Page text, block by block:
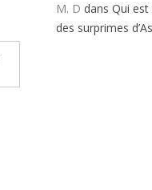
M. D dans Qui
des surprimes